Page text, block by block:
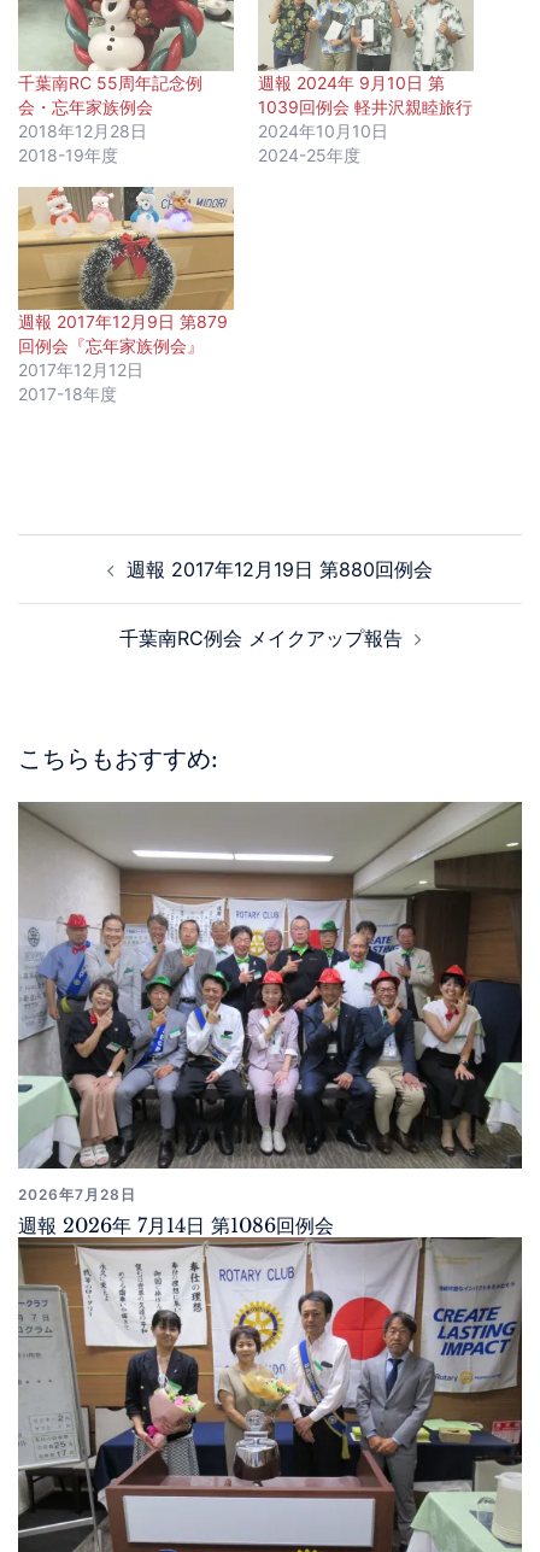
千葉南RC 55周年記念例
会・忘年家族例会
2018年12月28日
2018-19年度
週報 2024年 9月10日 第
1039回例会 軽井沢親睦旅行
2024年10月10日
2024-25年度
週報 2017年12月9日 第879
回例会『忘年家族例会』
2017年12月12日
2017-18年度
週報 2017年12月19日 第880回例会
千葉南RC例会 メイクアップ報告
こちらもおすすめ:
2026年7月28日
週報 2026年 7月14日 第1086回例会